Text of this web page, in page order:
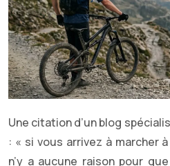
Une citation d’un blog
: « si vous arrivez à marcher
n’y a aucune raison pour